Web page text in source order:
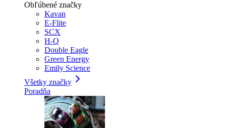
Obľúbené značky
Kavan
E-Flite
SCX
H-Q
Double Eagle
Green Energy
Emily Science
Všetky značky
Poradňa